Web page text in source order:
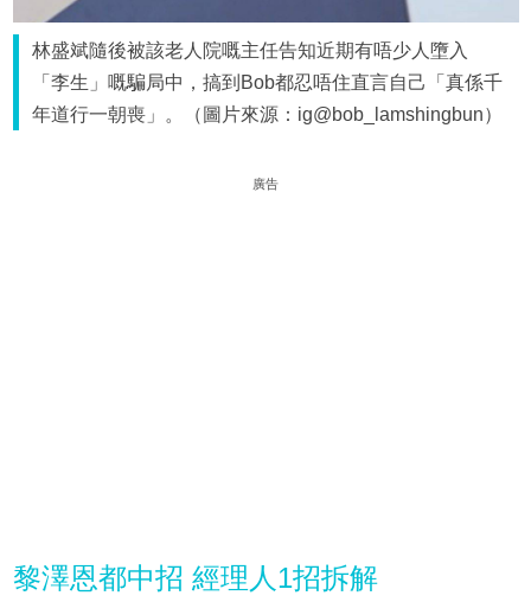
林盛斌隨後被該老人院嘅主任告知近期有唔少人墮入
「李生」嘅騙局中，搞到Bob都忍唔住直言自己「真係千
年道行一朝喪」。（圖片來源：ig@bob_lamshingbun）
廣告
黎澤恩都中招 經理人1招拆解